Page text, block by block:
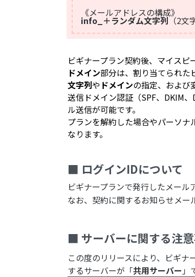
《メールアドレスの構成》
info_＋ランダム文字列（2文
ビギナープラン契約後、マイスピ
ドメイン部分は、割り当てられた
文字列や ドメインの指定、および
送信ドメイン認証（SPF、DKIM
ル送信が可能です。
プランを解約した場合やパーソ
なります。
■ ログインIDについて
ビギナープランで発行したメー
なお、契約に関するお知らせメー
■ サーバーに関する注
この度のリリースにより、ビギナ
するサーバーが「共用サーバー」